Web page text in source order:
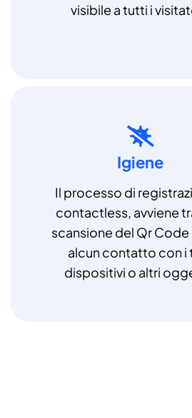
visibile a tutti i
Igiene
Il processo di
contactless, avviene
scansione del Qr Code
alcun contatto con i
dispositivi o altri